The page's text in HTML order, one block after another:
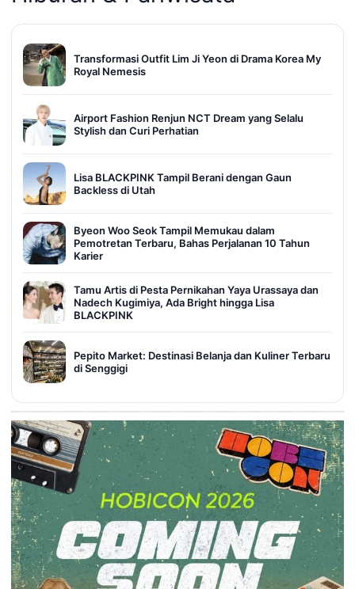
Transformasi Outfit Lim Ji Yeon di Drama Korea My
Royal Nemesis
Airport Fashion Renjun NCT Dream yang Selalu
Stylish dan Curi Perhatian
Lisa BLACKPINK Tampil Berani dengan Gaun
Backless di Utah
Byeon Woo Seok Tampil Memukau dalam
Pemotretan Terbaru, Bahas Perjalanan 10 Tahun
Karier
Tamu Artis di Pesta Pernikahan Yaya Urassaya dan
Nadech Kugimiya, Ada Bright hingga Lisa
BLACKPINK
Pepito Market: Destinasi Belanja dan Kuliner Terbaru
di Senggigi